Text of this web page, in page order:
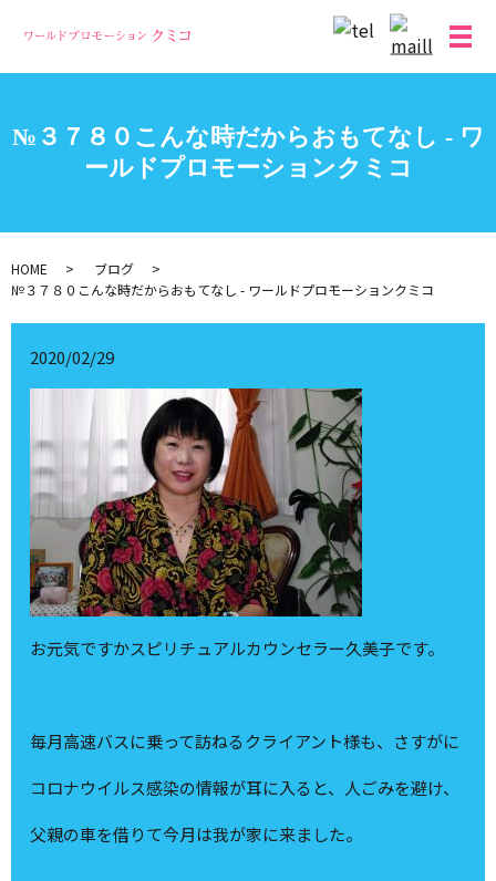
メ
№３７８０こんな時だからおもてなし - ワ
ールドプロモーションクミコ
HOME
ブログ
№３７８０こんな時だからおもてなし - ワールドプロモーションクミコ
2020/02/29
お元気ですかスピリチュアルカウンセラー久美子です。
毎月高速バスに乗って訪ねるクライアント様も、さすがに
コロナウイルス感染の情報が耳に入ると、人ごみを避け、
父親の車を借りて今月は我が家に来ました。